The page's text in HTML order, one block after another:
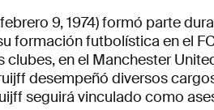
9, 1974) formó parte
formación futbolística en el
en el Manchester
desempeñó diversos
seguirá vinculado como